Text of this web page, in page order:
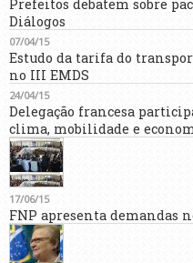
Prefeitos debatem sobre
Diálogos
07/04/15
Estudo da tarifa do
no III EMDS
24/04/15
Delegação francesa
clima, mobilidade e
17/06/15
FNP apresenta demandas